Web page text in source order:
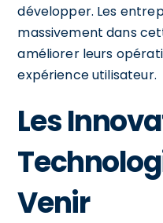
développer. Les
massivement dans
améliorer leurs
expérience utilisateur.
Les
Venir